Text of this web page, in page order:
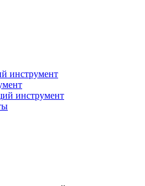
инструмент
инструмент